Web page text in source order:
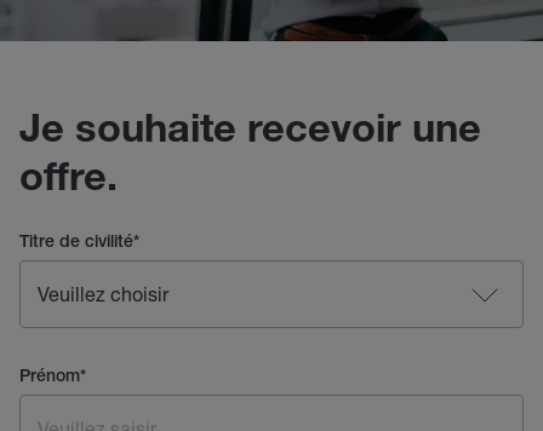
Je souhaite recevoir une
offre.
Titre de civilité*
Prénom*